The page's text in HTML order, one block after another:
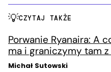
CZYTAJ TAKŻE
Porwanie Ryanaira: A
ma i graniczymy tam z
Michał Sutowski